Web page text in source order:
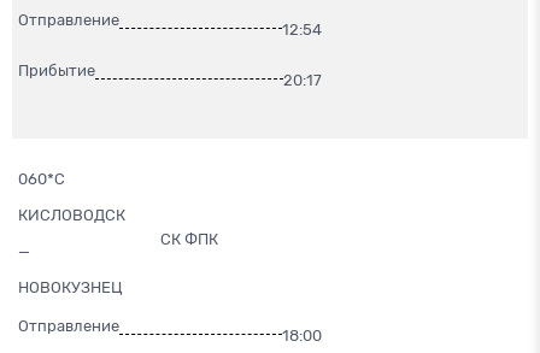
Отправление
12:54
Прибытие
20:17
060*С
КИСЛОВОДСК
—
НОВОКУЗНЕЦ
СК ФПК
Отправление
18:00